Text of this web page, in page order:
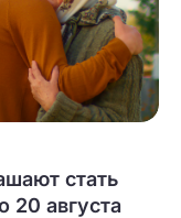
стать
20 августа